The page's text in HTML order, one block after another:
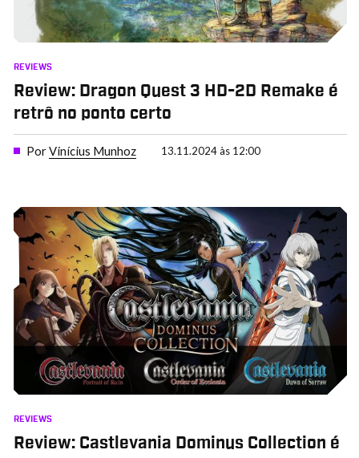
REVIEWS
Review: Dragon Quest 3 HD-2D Remake é
retrô no ponto certo
PorVinícius Munhoz 13.11.2024 às 12:00
REVIEWS
Review: Castlevania Dominus Collection é